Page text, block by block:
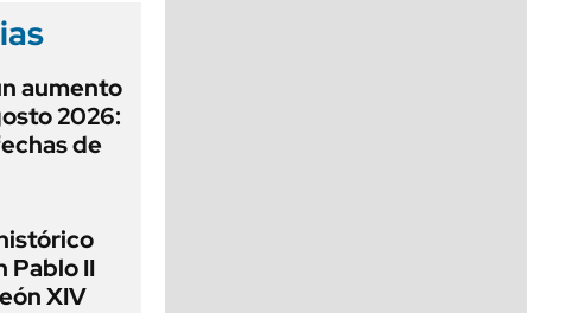
aumento
2026:
de
Pablo II
XIV